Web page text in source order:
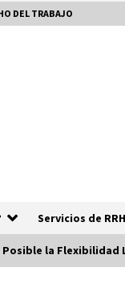
DEL TRABAJO
Servicios de
la Flexibilidad